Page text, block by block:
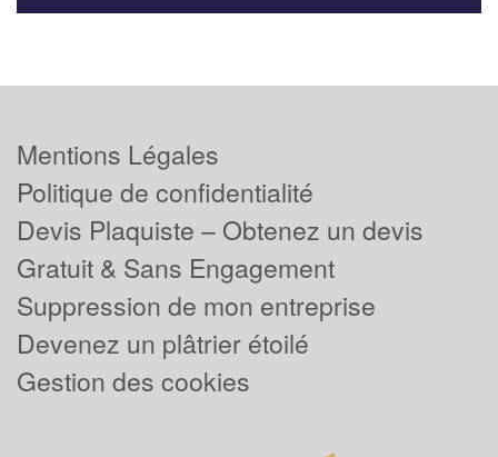
Mentions Légales
Politique de confidentialité
Devis Plaquiste – Obtenez un devis
Gratuit & Sans Engagement
Suppression de mon entreprise
Devenez un plâtrier étoilé
Gestion des cookies